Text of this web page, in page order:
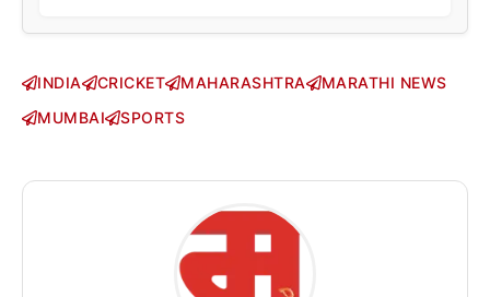
INDIA CRICKET MAHARASHTRA
MARATHI NEWS
MUMBAI
SPORTS